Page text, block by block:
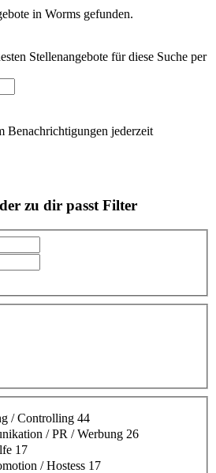
in Worms gefunden.
Stellenangebote für diese Suche per
Benachrichtigungen jederzeit
zu dir passt Filter
/ Controlling 44
/ PR / Werbung 26
17
/ Hostess 17